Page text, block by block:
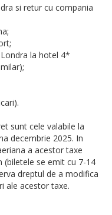
si retur cu compania
la hotel 4*
sunt cele valabile la
decembrie 2025. In
a acestor taxe
(biletele se emit cu 7-14
dreptul de a modifica
ale acestor taxe.